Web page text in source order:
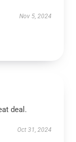
Nov 5, 2024
deal.
Oct 31, 2024